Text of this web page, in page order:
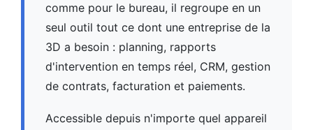
comme pour le bureau, il regroupe en un
seul outil tout ce dont une entreprise de la
3D a besoin : planning, rapports
d'intervention en temps réel, CRM, gestion
de contrats, facturation et paiements.
Accessible depuis n'importe quel appareil